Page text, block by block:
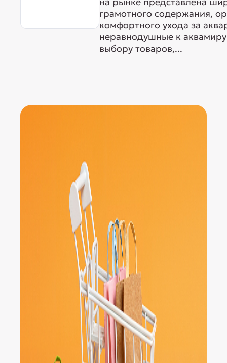
грамотного содержания,
комфортного ухода за
неравнодушные к
выбору товаров,...